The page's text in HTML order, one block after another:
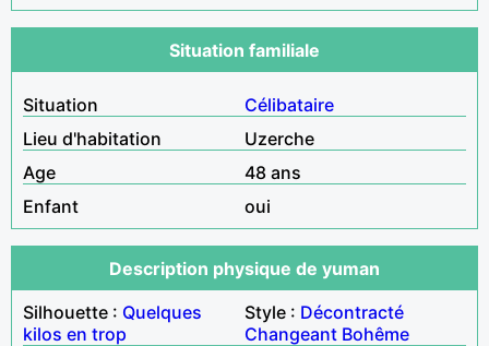
Situation familiale
Situation
Célibataire
Lieu d'habitation
Uzerche
Age
48 ans
Enfant
oui
Description physique de yuman
Silhouette : Quelques
kilos en trop
Style : Décontracté
Changeant Bohême